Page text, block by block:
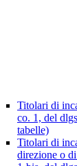
Titolari di
co. 1, del
tabelle)
Titolari di
direzione o